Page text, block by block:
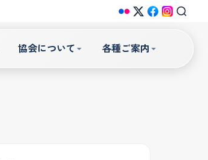
協会について 各種ご案内